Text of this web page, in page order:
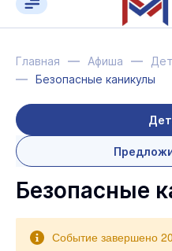
Главная Афиша
Безопасные каникулы
Безопасные
Событие завершено